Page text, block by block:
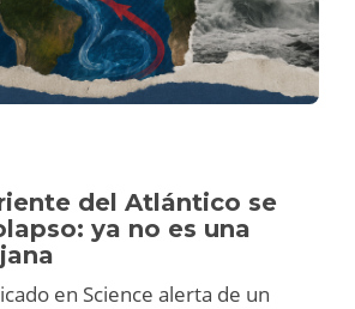
del Atlántico se
ya no es una
en Science alerta de un